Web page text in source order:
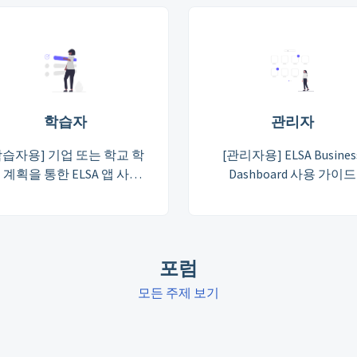
학습자
자용] 기업 또는 학교 학
계획을 통한 ELSA 앱 사용
관리자
[관리자용] ELSA
Dashboard 사용 가이드
포럼
모든 주제 보기